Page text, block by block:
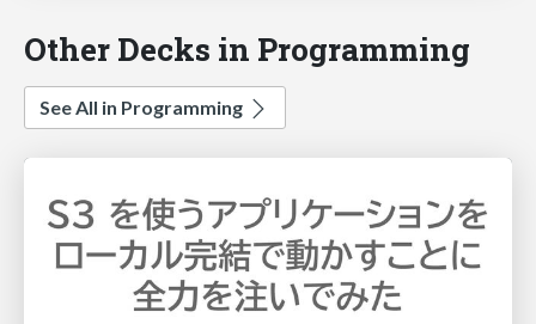
Other Decks in Programming
See All in Programming